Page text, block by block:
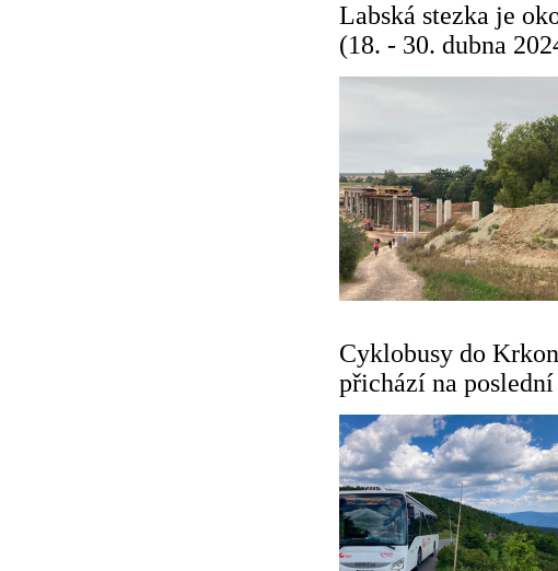
Labská stezka je
(18. - 30. dubna
Cyklobusy do
přichází na